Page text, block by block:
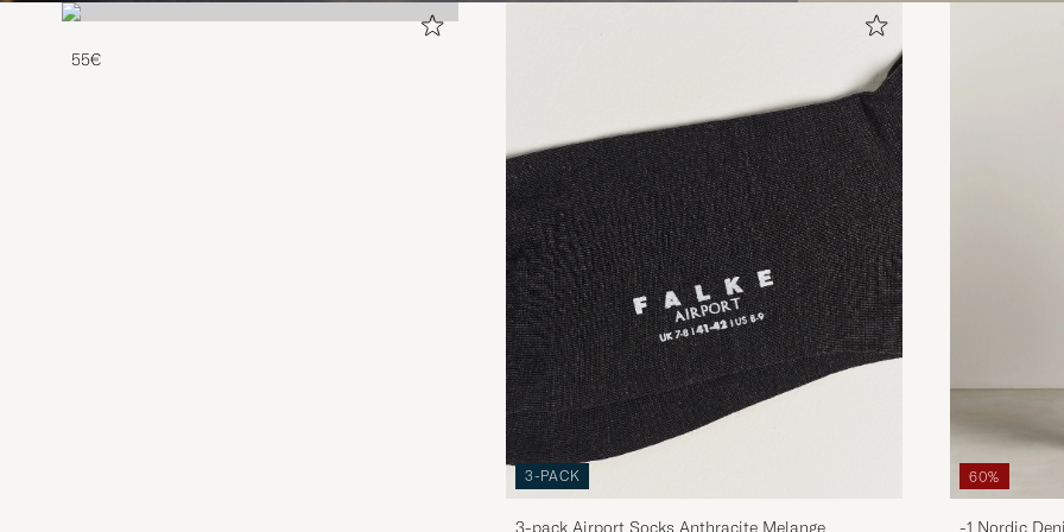
55€
3-PACK
3-pack Airport Socks Anthracite Melange
60%
-1 Nordic